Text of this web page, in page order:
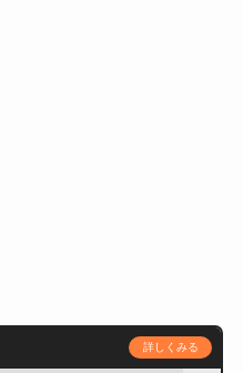
詳しくみる